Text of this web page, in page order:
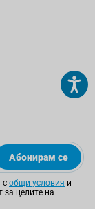
Абонирам се
с общи условия и
за целите на